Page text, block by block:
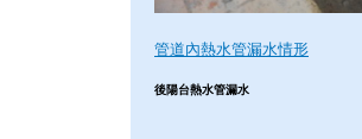
管道內熱水管漏水情形
後陽台熱水管漏水